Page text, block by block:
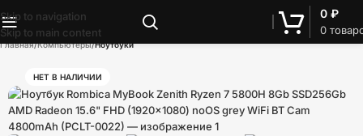
Skip to navigation
Skip to main content
0
0 ₽
Главная Компьютеры Ноутбуки
НЕТ В НАЛИЧИИ